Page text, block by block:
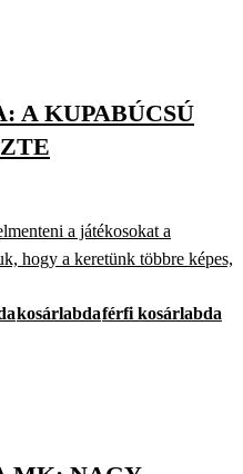
A KUPABÚCSÚ
a játékosokat a
hogy a keretünk többre képes,
kosárlabdaférfi kosárlabda